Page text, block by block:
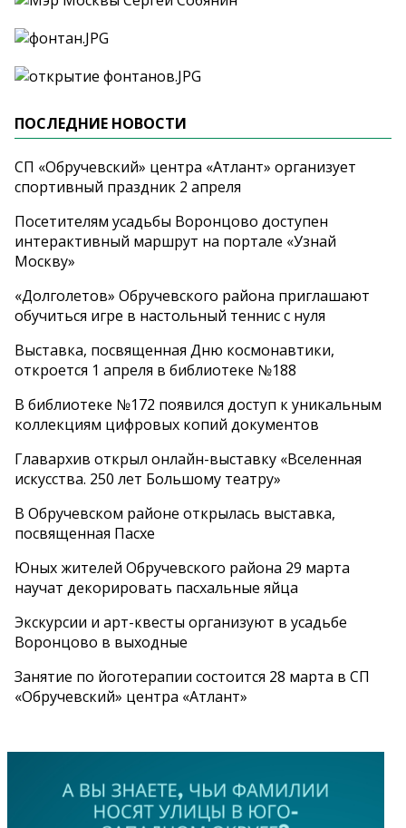
ПОСЛЕДНИЕ НОВОСТИ
СП «Обручевский» центра «Атлант» организует
спортивный праздник 2 апреля
Посетителям усадьбы Воронцово доступен
интерактивный маршрут на портале «Узнай
Москву»
«Долголетов» Обручевского района приглашают
обучиться игре в настольный теннис с нуля
Выставка, посвященная Дню космонавтики,
откроется 1 апреля в библиотеке №188
В библиотеке №172 появился доступ к уникальным
коллекциям цифровых копий документов
Главархив открыл онлайн-выставку «Вселенная
искусства. 250 лет Большому театру»
В Обручевском районе открылась выставка,
посвященная Пасхе
Юных жителей Обручевского района 29 марта
научат декорировать пасхальные яйца
Экскурсии и арт-квесты организуют в усадьбе
Воронцово в выходные
Занятие по йоготерапии состоится 28 марта в СП
«Обручевский» центра «Атлант»